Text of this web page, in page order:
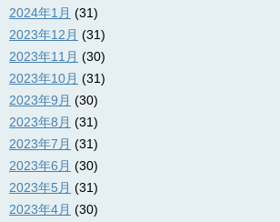
2024年1月 (31)
2023年12月 (31)
2023年11月 (30)
2023年10月 (31)
2023年9月 (30)
2023年8月 (31)
2023年7月 (31)
2023年6月 (30)
2023年5月 (31)
2023年4月 (30)